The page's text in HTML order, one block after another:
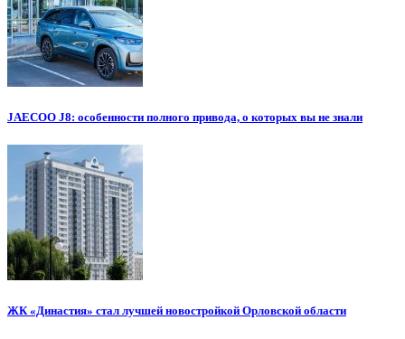
JAECOO J8: особенности полного привода, о которых вы не знали
ЖК «Династия» стал лучшей новостройкой Орловской области